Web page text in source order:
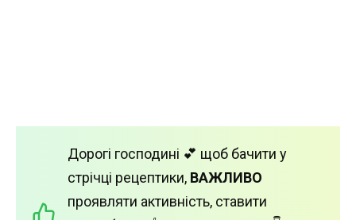
Дорогі господині 💕 щоб бачити у
стрічці рецептики, ВАЖЛИВО
проявляти активність, ставити